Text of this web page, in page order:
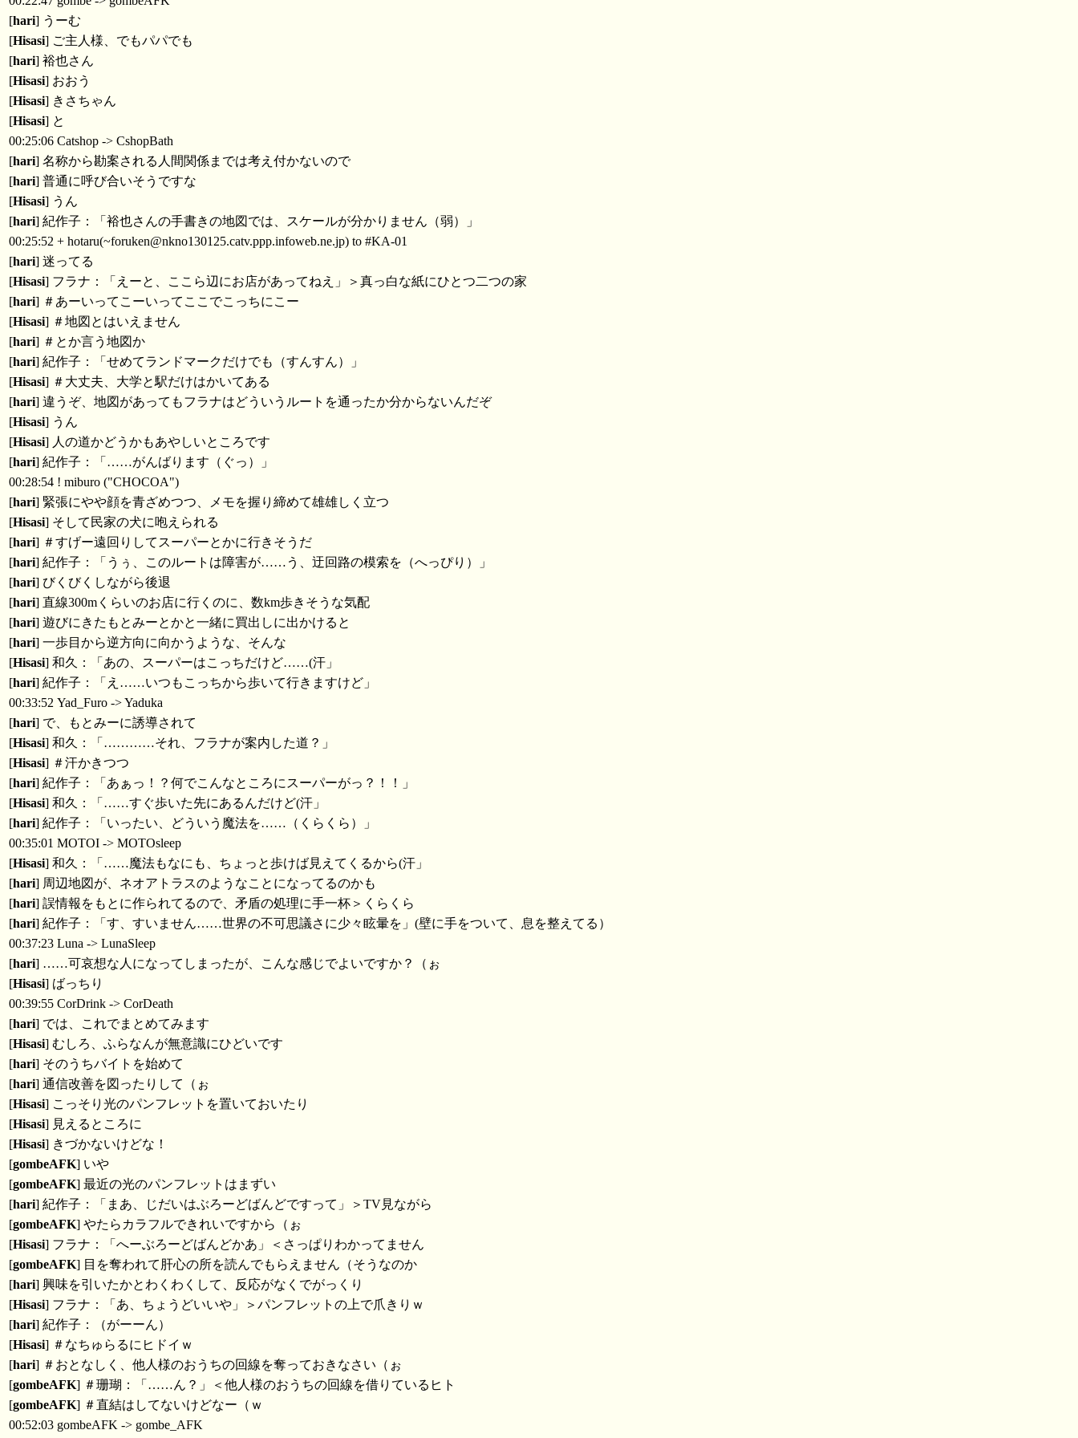
[hari] うーむ
[Hisasi] ご主人様、でもパパでも
[hari] 裕也さん
[Hisasi] おおう
[Hisasi] きさちゃん
[Hisasi] と
00:25:06 Catshop -> CshopBath
[hari] 名称から勘案される人間関係までは考え付かないので
[hari] 普通に呼び合いそうですな
[Hisasi] うん
[hari] 紀作子：「裕也さんの手書きの地図では、スケールが分かりません（弱）」
00:25:52 + hotaru(~foruken@nkno130125.catv.ppp.infoweb.ne.jp) to #KA-01
[hari] 迷ってる
[Hisasi] フラナ：「えーと、ここら辺にお店があってねえ」＞真っ白な紙にひとつ二つの家
[hari] ＃あーいってこーいってここでこっちにこー
[Hisasi] ＃地図とはいえません
[hari] ＃とか言う地図か
[hari] 紀作子：「せめてランドマークだけでも（すんすん）」
[Hisasi] ＃大丈夫、大学と駅だけはかいてある
[hari] 違うぞ、地図があってもフラナはどういうルートを通ったか分からないんだぞ
[Hisasi] うん
[Hisasi] 人の道かどうかもあやしいところです
[hari] 紀作子：「……がんばります（ぐっ）」
00:28:54 ! miburo ("CHOCOA")
[hari] 緊張にやや顔を青ざめつつ、メモを握り締めて雄雄しく立つ
[Hisasi] そして民家の犬に咆えられる
[hari] ＃すげー遠回りしてスーパーとかに行きそうだ
[hari] 紀作子：「うぅ、このルートは障害が……う、迂回路の模索を（へっぴり）」
[hari] びくびくしながら後退
[hari] 直線300mくらいのお店に行くのに、数km歩きそうな気配
[hari] 遊びにきたもとみーとかと一緒に買出しに出かけると
[hari] 一歩目から逆方向に向かうような、そんな
[Hisasi] 和久：「あの、スーパーはこっちだけど……(汗」
[hari] 紀作子：「え……いつもこっちから歩いて行きますけど」
00:33:52 Yad_Furo -> Yaduka
[hari] で、もとみーに誘導されて
[Hisasi] 和久：「…………それ、フラナが案内した道？」
[Hisasi] ＃汗かきつつ
[hari] 紀作子：「あぁっ！？何でこんなところにスーパーがっ？！！」
[Hisasi] 和久：「……すぐ歩いた先にあるんだけど(汗」
[hari] 紀作子：「いったい、どういう魔法を……（くらくら）」
00:35:01 MOTOI -> MOTOsleep
[Hisasi] 和久：「……魔法もなにも、ちょっと歩けば見えてくるから(汗」
[hari] 周辺地図が、ネオアトラスのようなことになってるのかも
[hari] 誤情報をもとに作られてるので、矛盾の処理に手一杯＞くらくら
[hari] 紀作子：「す、すいません……世界の不可思議さに少々眩暈を」(壁に手をついて、息を整えてる）
00:37:23 Luna -> LunaSleep
[hari] ……可哀想な人になってしまったが、こんな感じでよいですか？（ぉ
[Hisasi] ばっちり
00:39:55 CorDrink -> CorDeath
[hari] では、これでまとめてみます
[Hisasi] むしろ、ふらなんが無意識にひどいです
[hari] そのうちバイトを始めて
[hari] 通信改善を図ったりして（ぉ
[Hisasi] こっそり光のパンフレットを置いておいたり
[Hisasi] 見えるところに
[Hisasi] きづかないけどな！
[gombeAFK] いや
[gombeAFK] 最近の光のパンフレットはまずい
[hari] 紀作子：「まあ、じだいはぶろーどばんどですって」＞TV見ながら
[gombeAFK] やたらカラフルできれいですから（ぉ
[Hisasi] フラナ：「へーぶろーどばんどかあ」＜さっぱりわかってません
[gombeAFK] 目を奪われて肝心の所を読んでもらえません（そうなのか
[hari] 興味を引いたかとわくわくして、反応がなくでがっくり
[Hisasi] フラナ：「あ、ちょうどいいや」＞パンフレットの上で爪きりｗ
[hari] 紀作子：（がーーん）
[Hisasi] ＃なちゅらるにヒドイｗ
[hari] ＃おとなしく、他人様のおうちの回線を奪っておきなさい（ぉ
[gombeAFK] ＃珊瑚：「……ん？」＜他人様のおうちの回線を借りているヒト
[gombeAFK] ＃直結はしてないけどなー（ｗ
00:52:03 gombeAFK -> gombe_AFK